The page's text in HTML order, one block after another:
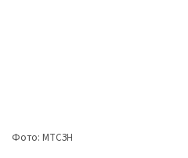
Фото: МТСЗН